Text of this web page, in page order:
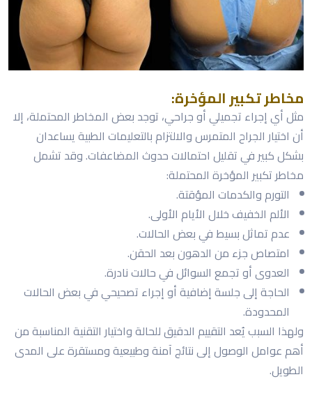
مخاطر تكبير المؤخرة:
مثل أي إجراء تجميلي أو جراحي، توجد بعض المخاطر المحتملة، إلا
أن اختيار الجراح المتمرس والالتزام بالتعليمات الطبية يساعدان
بشكل كبير في تقليل احتمالات حدوث المضاعفات. وقد تشمل
مخاطر تكبير المؤخرة المحتملة:
التورم والكدمات المؤقتة.
الألم الخفيف خلال الأيام الأولى.
عدم تماثل بسيط في بعض الحالات.
امتصاص جزء من الدهون بعد الحقن.
العدوى أو تجمع السوائل في حالات نادرة.
الحاجة إلى جلسة إضافية أو إجراء تصحيحي في بعض الحالات
المحدودة.
ولهذا السبب يُعد التقييم الدقيق للحالة واختيار التقنية المناسبة من
أهم عوامل الوصول إلى نتائج آمنة وطبيعية ومستقرة على المدى
الطويل.